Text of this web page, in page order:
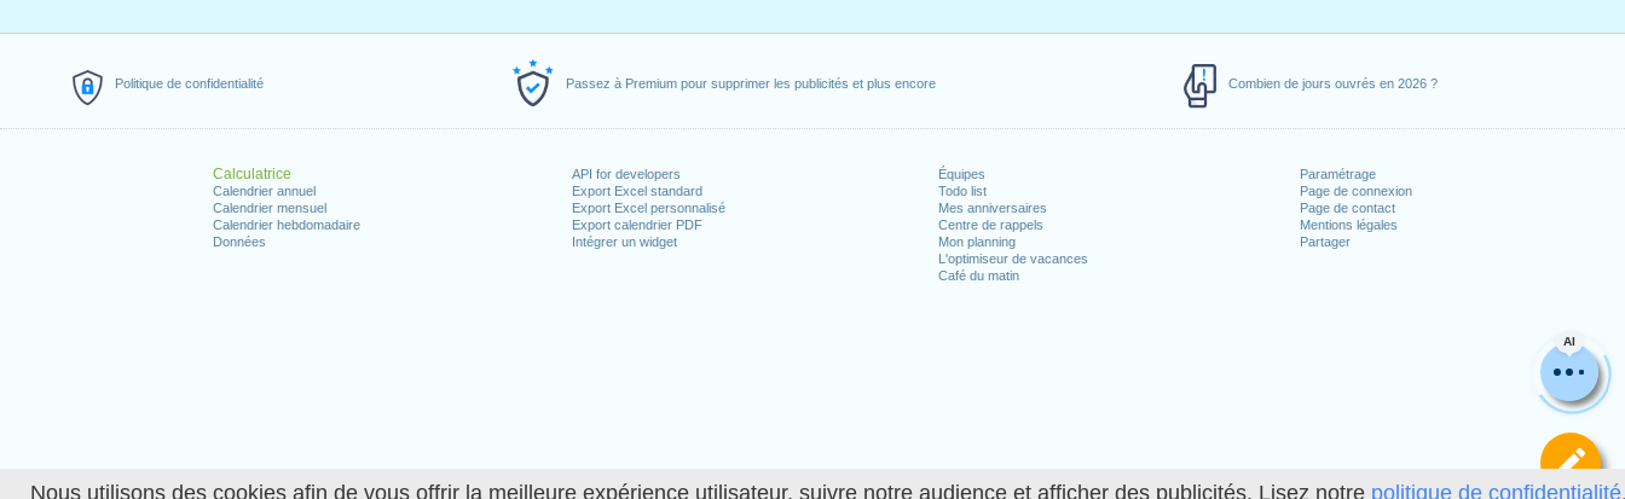
Nous utilisons des cookies afin de vous offrir la meilleure expérience utilisateur, suivre notre audience et afficher des publicités. Lisez notre politique de
Politique de confidentialité Passez à Premium pour supprimer les publicités et plus encore Combien de jours ouvrés en 2026 ?
Calculatrice
Calendrier annuel
Calendrier mensuel
Calendrier hebdomadaire
Données
API for developers
Export Excel standard
Export Excel personnalisé
Export calendrier PDF
Intégrer un widget
Équipes
Todo list
Mes anniversaires
Centre de rappels
Mon planning
L'optimiseur de vacances
Café du matin
Paramétrage
Page de connexion
Page de contact
Mentions légales
Partager
AI